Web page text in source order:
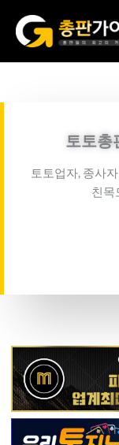
너
토토총
토토업자, 종사
친목